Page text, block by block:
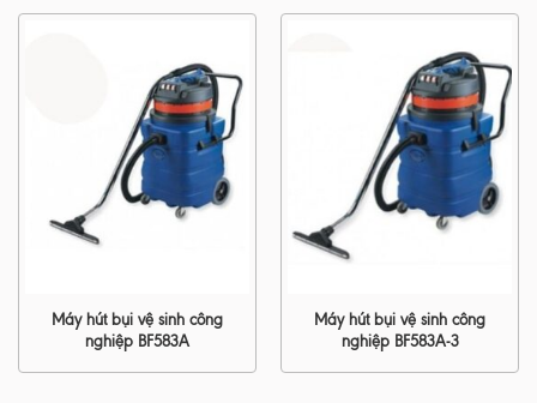
Máy hút bụi vệ sinh công
nghiệp BF583A
Máy hút bụi vệ sinh công
nghiệp BF583A-3